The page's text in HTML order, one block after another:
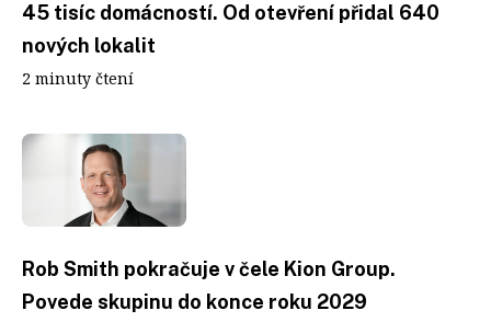
45 tisíc domácností. Od otevření přidal 640
nových lokalit
2 minuty čtení
Rob Smith pokračuje v čele Kion Group.
Povede skupinu do konce roku 2029